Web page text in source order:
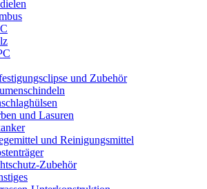
und Zubehör
und Lasuren
und Reinigungsmittel
Zubehör